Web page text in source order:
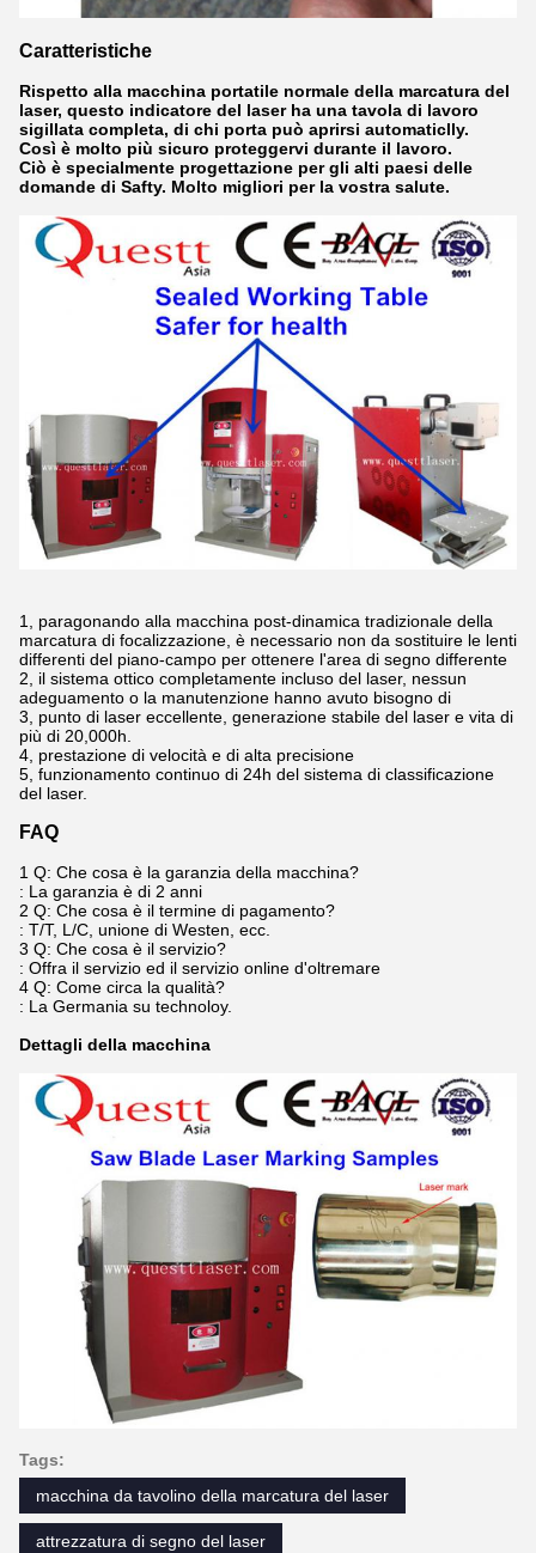
Caratteristiche
Rispetto alla macchina portatile normale della marcatura del
laser, questo indicatore del laser ha una tavola di lavoro
sigillata completa, di chi porta può aprirsi automaticlly.
Così è molto più sicuro proteggervi durante il lavoro.
Ciò è specialmente progettazione per gli alti paesi delle
domande di Safty. Molto migliori per la vostra salute.
1, paragonando alla macchina post-dinamica tradizionale della
marcatura di focalizzazione, è necessario non da sostituire le lenti
differenti del piano-campo per ottenere l'area di segno differente
2, il sistema ottico completamente incluso del laser, nessun
adeguamento o la manutenzione hanno avuto bisogno di
3, punto di laser eccellente, generazione stabile del laser e vita di
più di 20,000h.
4, prestazione di velocità e di alta precisione
5, funzionamento continuo di 24h del sistema di classificazione
del laser.
FAQ
1 Q: Che cosa è la garanzia della macchina?
: La garanzia è di 2 anni
2 Q: Che cosa è il termine di pagamento?
: T/T, L/C, unione di Westen, ecc.
3 Q: Che cosa è il servizio?
: Offra il servizio ed il servizio online d'oltremare
4 Q: Come circa la qualità?
: La Germania su technoloy.
Dettagli della macchina
Tags:
macchina da tavolino della marcatura del laser
attrezzatura di segno del laser